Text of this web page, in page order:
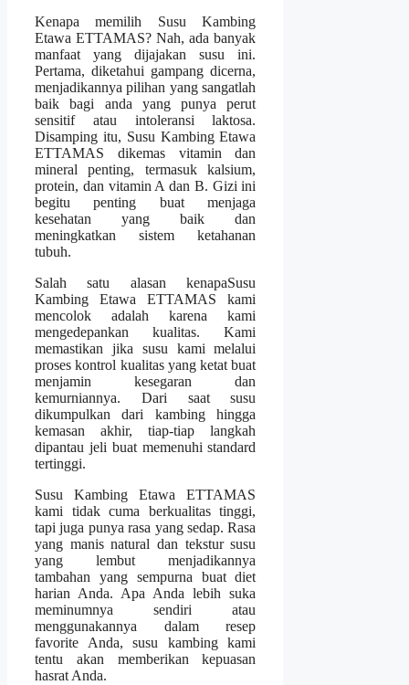
Kenapa memilih Susu Kambing
Etawa ETTAMAS? Nah, ada banyak
manfaat yang dijajakan susu ini.
Pertama, diketahui gampang dicerna,
menjadikannya pilihan yang sangatlah
baik bagi anda yang punya perut
sensitif atau intoleransi laktosa.
Disamping itu, Susu Kambing Etawa
ETTAMAS dikemas vitamin dan
mineral penting, termasuk kalsium,
protein, dan vitamin A dan B. Gizi ini
begitu penting buat menjaga
kesehatan yang baik dan
meningkatkan sistem ketahanan
tubuh.
Salah satu alasan kenapaSusu
Kambing Etawa ETTAMAS kami
mencolok adalah karena kami
mengedepankan kualitas. Kami
memastikan jika susu kami melalui
proses kontrol kualitas yang ketat buat
menjamin kesegaran dan
kemurniannya. Dari saat susu
dikumpulkan dari kambing hingga
kemasan akhir, tiap-tiap langkah
dipantau jeli buat memenuhi standard
tertinggi.
Susu Kambing Etawa ETTAMAS
kami tidak cuma berkualitas tinggi,
tapi juga punya rasa yang sedap. Rasa
yang manis natural dan tekstur susu
yang lembut menjadikannya
tambahan yang sempurna buat diet
harian Anda. Apa Anda lebih suka
meminumnya sendiri atau
menggunakannya dalam resep
favorite Anda, susu kambing kami
tentu akan memberikan kepuasan
hasrat Anda.